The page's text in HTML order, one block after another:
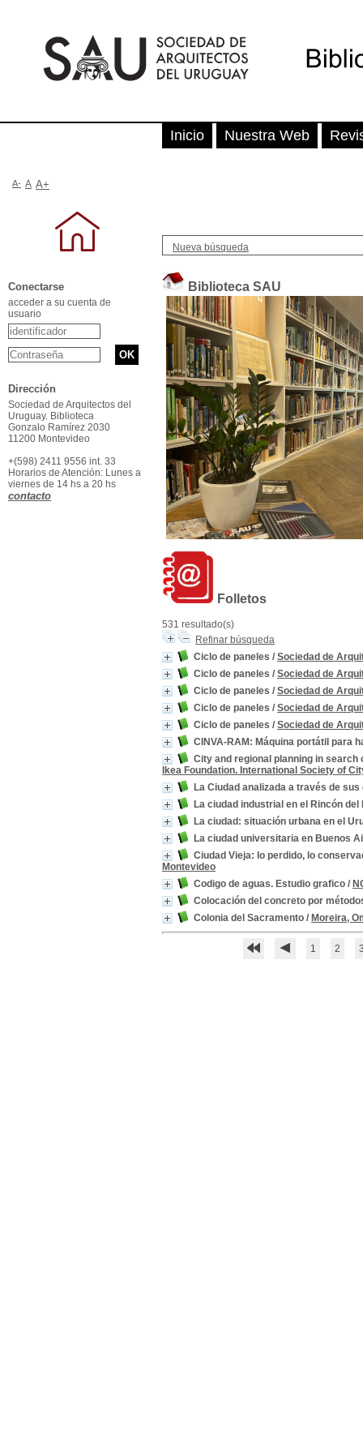
Nueva búsqueda
Biblioteca SAU
Folletos
531 resultado(s)
Refinar búsqueda
Ciclo de paneles / Sociedad de
Ciclo de paneles / Sociedad de
Ciclo de paneles / Sociedad de
Ciclo de paneles / Sociedad de
Ciclo de paneles / Sociedad de
CINVA-RAM: Máquina portátil para
City and regional planning in
Ikea Foundation. International Society of
La Ciudad analizada a través de
La ciudad industrial en el Rincón
La ciudad: situación urbana en el
La ciudad universitaria en Buenos
Ciudad Vieja: lo perdido, lo
Montevideo
Codigo de aguas. Estudio grafico /
Colocación del concreto por
Colonia del Sacramento / Moreira,
1 2
Inicio Nuestra Web
A- A A+
Conectarse
acceder a su cuenta de
usuario
Dirección
Sociedad de Arquitectos del
Uruguay. Biblioteca
Gonzalo Ramírez 2030
11200 Montevideo
+(598) 2411 9556 int. 33
Horarios de Atención: Lunes a
viernes de 14 hs a 20 hs
contacto